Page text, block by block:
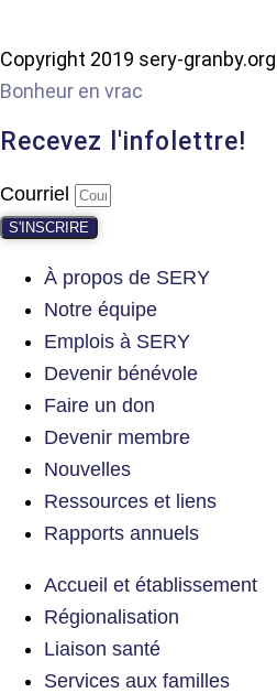
Copyright 2019 sery-
Bonheur en vrac
Recevez l'infolettre!
Courriel
S'INSCRIRE
À propos de SERY
Notre équipe
Emplois à SERY
Devenir bénévole
Faire un don
Devenir membre
Nouvelles
Ressources et liens
Rapports annuels
Accueil et établissement
Régionalisation
Liaison santé
Services aux familles